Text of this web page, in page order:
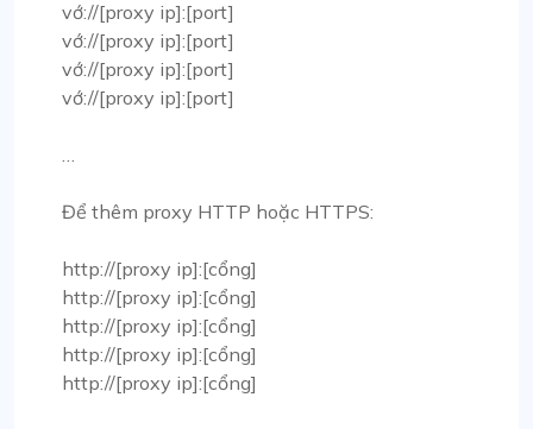
vớ://[proxy ip]:[port]
vớ://[proxy ip]:[port]
vớ://[proxy ip]:[port]
vớ://[proxy ip]:[port]
Để thêm proxy HTTP hoặc HTTPS:
http://[proxy ip]:[cổng]
http://[proxy ip]:[cổng]
http://[proxy ip]:[cổng]
http://[proxy ip]:[cổng]
http://[proxy ip]:[cổng]